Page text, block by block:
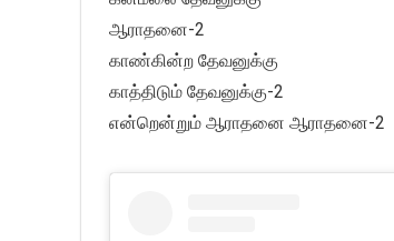
ஆராதனை-2
காண்கின்ற தேவனுக்கு
காத்திடும் தேவனுக்கு-2
என்றென்றும் ஆராதனை ஆராதனை-2